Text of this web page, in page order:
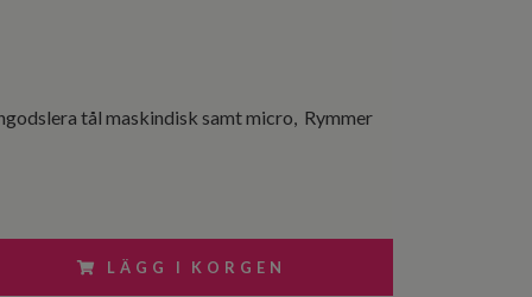
tål maskindisk samt micro, Rymmer
LÄGG I KORGEN